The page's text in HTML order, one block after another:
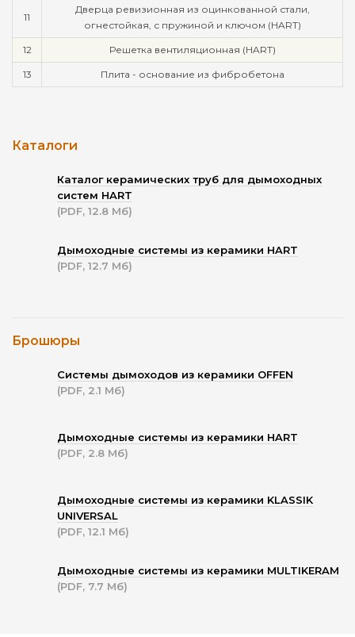
11
Дверца ревизионная из оцинкованной стали,
огнестойкая, с пружиной и ключом (HART)
12 Решетка вентиляционная (HART)
13 Плита - основание из фибробетона
Каталоги
Каталог керамических труб для дымоходных
систем HART
(PDF, 12.8 Мб)
Дымоходные системы из керамики HART
(PDF, 12.7 Мб)
Брошюры
Системы дымоходов из керамики OFFEN
(PDF, 2.1 Мб)
Дымоходные системы из керамики HART
(PDF, 2.8 Мб)
Дымоходные системы из керамики KLASSIK
UNIVERSAL
(PDF, 12.1 Мб)
Дымоходные системы из керамики MULTIKERAM
(PDF, 7.7 Мб)